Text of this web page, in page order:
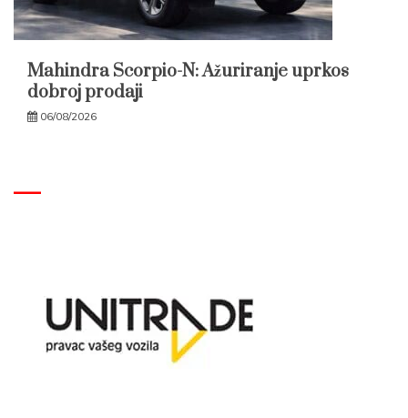
Mahindra Scorpio-N: Ažuriranje uprkos
dobroj prodaji
06/08/2026